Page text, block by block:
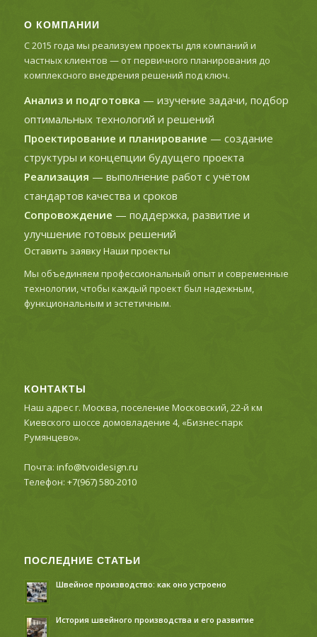
О КОМПАНИИ
С 2015 года мы реализуем проекты для компаний и
частных клиентов — от первичного планирования до
комплексного внедрения решений под ключ.
Анализ и подготовка — изучение задачи, подбор
оптимальных технологий и решений
Проектирование и планирование — создание
структуры и концепции будущего проекта
Реализация — выполнение работ с учётом
стандартов качества и сроков
Сопровождение — поддержка, развитие и
улучшение готовых решений
Оставить заявкуНаши проекты
Мы объединяем профессиональный опыт и современные
технологии, чтобы каждый проект был надежным,
функциональным и эстетичным.
КОНТАКТЫ
Наш адрес г. Москва, поселение Московский, 22-й км
Киевского шоссе домовладение 4, «Бизнес-парк
Румянцево».
Почта: info@tvoidesign.ru
Телефон: +7(967) 580-2010
ПОСЛЕДНИЕ СТАТЬИ
Швейное производство: как оно устроено
История швейного производства и его развитие